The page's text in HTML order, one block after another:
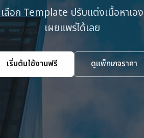
เลือก Template ปรับแต่งเนื้อหาเอง
เผยแพร่ได้เลย
เริ่มต้นใช้งานฟรี ดูแพ็กเกจราคา